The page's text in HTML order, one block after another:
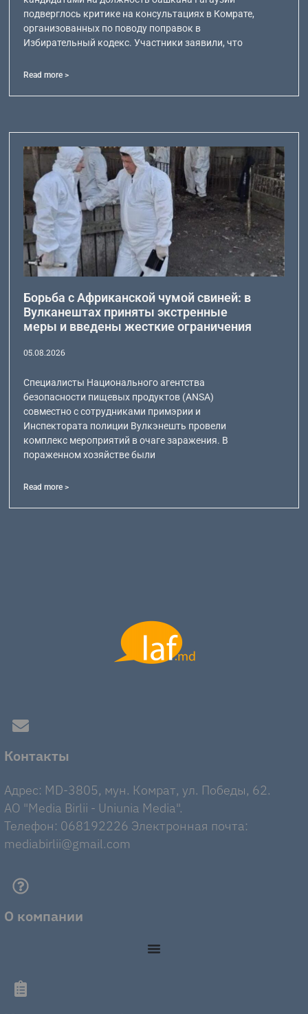
подверглось критике на консультациях в Комрате,
организованных по поводу поправок в
Избирательный кодекс. Участники заявили, что
Read more >
Борьба с Африканской чумой свиней: в
Вулканештах приняты экстренные
меры и введены жесткие ограничения
05.08.2026
Специалисты Национального агентства
безопасности пищевых продуктов (ANSA)
совместно с сотрудниками примэрии и
Инспектората полиции Вулкэнешть провели
комплекс мероприятий в очаге заражения. В
пораженном хозяйстве были
Read more >
Контакты
Адрес: MD-3805, мун. Комрат, ул. Победы, 62.
AO "Media Birlii - Uniunia Media".
Телефон: 068192226 Электронная почта:
mediabirlii@gmail.com
О компании